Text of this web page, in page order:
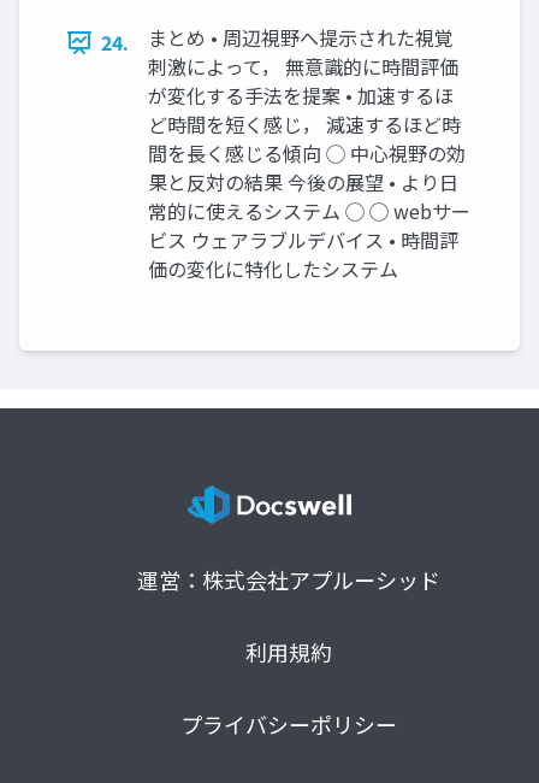
24.
まとめ • 周辺視野へ提示された視覚
刺激によって， 無意識的に時間評価
が変化する手法を提案 • 加速するほ
ど時間を短く感じ， 減速するほど時
間を長く感じる傾向 ◯ 中心視野の効
果と反対の結果 今後の展望 • より日
常的に使えるシステム ◯ ◯ webサー
ビス ウェアラブルデバイス • 時間評
価の変化に特化したシステム
運営：株式会社アプルーシッド
利用規約
プライバシーポリシー